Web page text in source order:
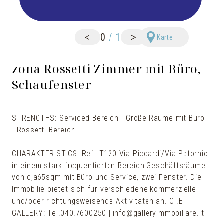
< 0 / 1 > Karte
zona Rossetti Zimmer mit Büro,
Schaufenster
STRENGTHS: Serviced Bereich - Große Räume mit Büro
- Rossetti Bereich
CHARAKTERISTICS: Ref.LT120 Via Piccardi/Via Petornio
in einem stark frequentierten Bereich Geschäftsräume
von c,a65sqm mit Büro und Service, zwei Fenster. Die
Immobilie bietet sich für verschiedene kommerzielle
und/oder richtungsweisende Aktivitäten an. Cl.E
GALLERY: Tel.040.7600250 | info@galleryimmobiliare.it |